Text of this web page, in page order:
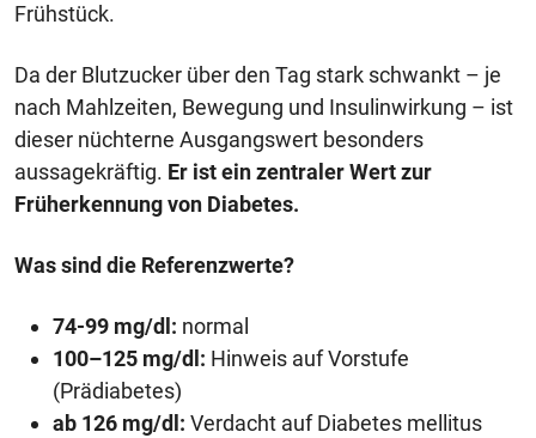
Frühstück.
Da der Blutzucker über den Tag stark schwankt – je
nach Mahlzeiten, Bewegung und Insulinwirkung – ist
dieser nüchterne Ausgangswert besonders
aussagekräftig. Er ist ein zentraler Wert zur
Früherkennung von Diabetes.
Was sind die Referenzwerte?
74-99 mg/dl: normal
100–125 mg/dl: Hinweis auf Vorstufe
(Prädiabetes)
ab 126 mg/dl: Verdacht auf Diabetes mellitus